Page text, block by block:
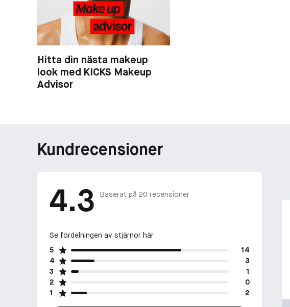
Hitta din nästa makeup
look med KICKS Makeup
Advisor
Kundrecensioner
4.3 Baserat på 20 recensioner
Se fördelningen av stjärnor här
5
14
4
3
3
1
2
0
1
2